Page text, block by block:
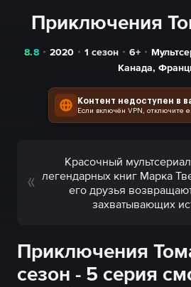
Приключения
8.8 2020 1 сезон 6+
Канада,
Контент недоступен в
Если включён VPN, отключите
Красочный
легендарных книг Марка
его друзья
захватывающих
Приключения
сезон - 5 серия